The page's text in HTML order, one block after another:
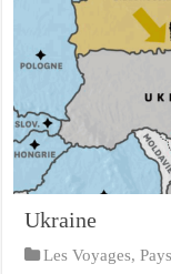
Ukraine
Les Voyages,Pays